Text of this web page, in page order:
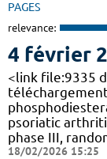
PAGES
relevance:
4 février
<link file:9335
psoriatic
phase III,
18/02/2026 15:25